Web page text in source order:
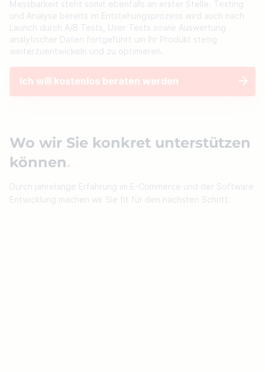
Messbarkeit steht somit ebenfalls an erster Stelle. Testing
und Analyse bereits im Entstehungsprozess wird auch nach
Launch durch A/B Tests, User Tests sowie Auswertung
analytischer Daten fortgeführt um Ihr Produkt stetig
weiterzuentwickeln und zu optimieren.
Ich will kostenlos beraten werden
Wo wir Sie konkret unterstützen
können
Durch jahrelange Erfahrung im E-Commerce und der Software
Entwicklung machen wir Sie fit für den nächsten Schritt.